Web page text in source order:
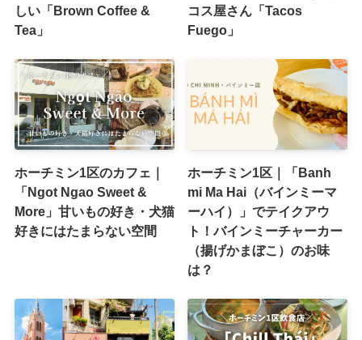
しい「Brown Coffee &
Tea」
コス屋さん「Tacos
Fuego」
ホーチミン1区のカフェ｜
「Ngot Ngao Sweet &
More」甘いもの好き・犬猫
好きにはたまらない空間
ホーチミン1区｜「Banh
mi Ma Hai（バインミーマ
ーハイ）」でテイクアウ
ト！バインミーチャーカー
（揚げかまぼこ）のお味
は？